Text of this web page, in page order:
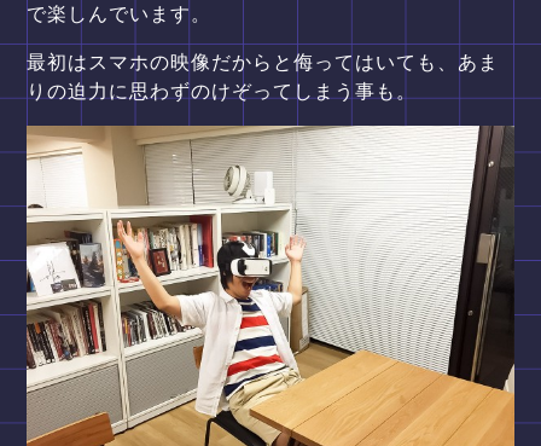
で楽しんでいます。
最初はスマホの映像だからと侮ってはいても、あま
りの迫力に思わずのけぞってしまう事も。